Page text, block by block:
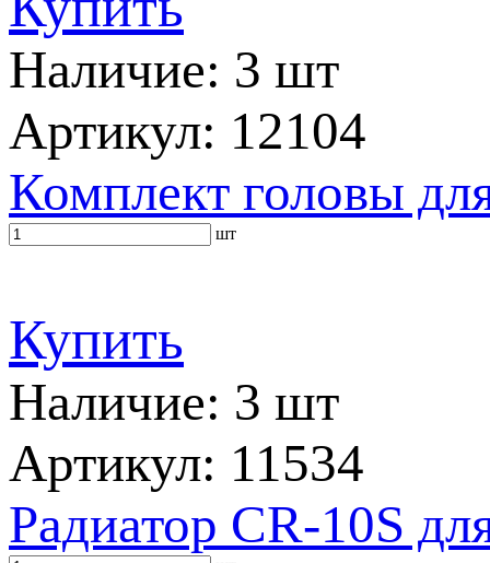
Наличие: 3 шт
Артикул: 12104
Комплект головы
шт
Купить
Наличие: 3 шт
Артикул: 11534
Радиатор CR-10S